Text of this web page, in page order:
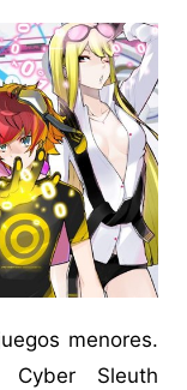
menores.
Sleuth